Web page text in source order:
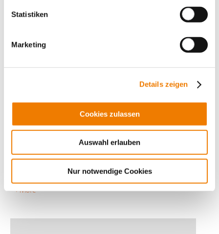
Statistiken
Marketing
Details zeigen
Cookies zulassen
Auswahl erlauben
Nur notwendige Cookies
Current carrying capacity
Determination of the current carrying capacity of busbars
More